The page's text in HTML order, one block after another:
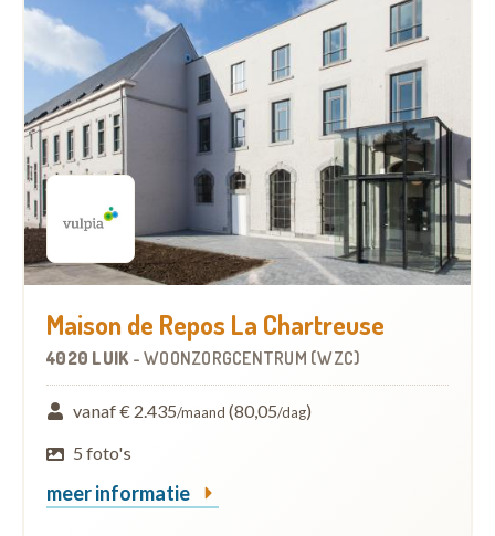
Maison de Repos La Chartreuse
4020 LUIK - WOONZORGCENTRUM (WZC)
vanaf € 2.435/maand (80,05/dag)
5 foto's
meer informatie